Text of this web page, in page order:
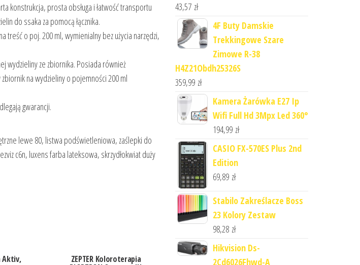
konstrukcja, prosta obsługa i łatwość transportu
do ssaka za pomocą łącznika.
treść o poj. 200 ml, wymienialny bez użycia narzędzi,
wydzieliny ze zbiornika. Posiada również
na wydzieliny o pojemności 200 ml
gwarancji.
lewe 80, listwa podświetleniowa, zaślepki do
c6n, luxens farba lateksowa, skrzydłokwiat duży
ZEPTER Koloroterapia
43,57 zł
4F Buty Damskie
Trekkingowe Szare
Zimowe R-38
H4Z21Obdh25326S
359,99 zł
Kamera Żarówka E27 Ip
Wifi Full Hd 3Mpx Led 360°
194,99 zł
CASIO FX-570ES Plus 2nd
Edition
69,89 zł
Stabilo Zakreślacze Boss
23 Kolory Zestaw
98,28 zł
Hikvision Ds-
2Cd6026Fhwd-A